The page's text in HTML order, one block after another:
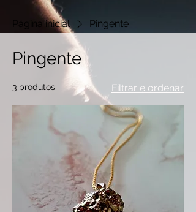
Página inicial Pingente
Pingente
3 produtos Filtrar e ordenar